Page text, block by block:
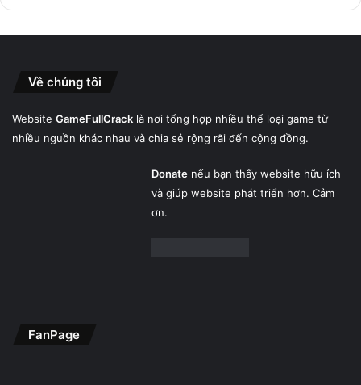
Về chúng tôi
Website GameFullCrack là nơi tổng hợp nhiều thể loại game từ
nhiều nguồn khác nhau và chia sẻ rộng rãi đến cộng đồng.
Donatenếu bạn thấy website hữu ích
và giúp website phát triển hơn. Cảm
ơn.
FanPage